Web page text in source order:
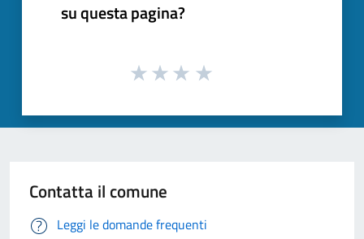
su questa pagina?
Contatta il comune
Leggi le domande frequenti